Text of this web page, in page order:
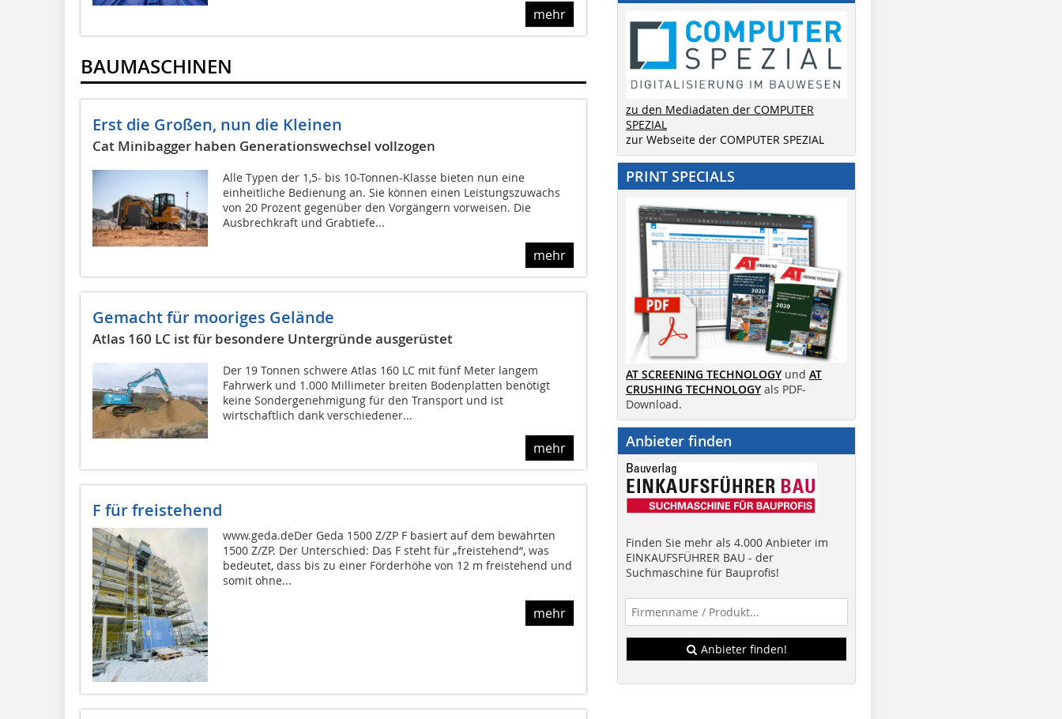
mehr
BAUMASCHINEN
Erst die Großen, nun die Kleinen
Cat Minibagger haben Generationswechsel vollzogen
Alle Typen der 1,5- bis 10-Tonnen-Klasse bieten nun eine
einheitliche Bedienung an. Sie können einen Leistungszuwachs
von 20 Prozent gegenüber den Vorgängern vorweisen. Die
Ausbrechkraft und Grabtiefe...
mehr
Gemacht für mooriges Gelände
Atlas 160 LC ist für besondere Untergründe ausgerüstet
Der 19 Tonnen schwere Atlas 160 LC mit fünf Meter langem
Fahrwerk und 1.000 Millimeter breiten Bodenplatten benötigt
keine Sondergenehmigung für den Transport und ist
wirtschaftlich dank verschiedener...
mehr
F für freistehend
www.geda.deDer Geda 1500 Z/ZP F basiert auf dem bewährten
1500 Z/ZP. Der Unterschied: Das F steht für „freistehend“, was
bedeutet, dass bis zu einer Förderhöhe von 12 m freistehend und
somit ohne...
mehr
zu den Mediadaten der COMPUTER
SPEZIAL
zur Webseite der COMPUTER SPEZIAL
PRINT SPECIALS
AT SCREENING TECHNOLOGY und AT
CRUSHING TECHNOLOGY als PDF-
Download.
Anbieter finden
Finden Sie mehr als 4.000 Anbieter im
EINKAUFSFÜHRER BAU - der
Suchmaschine für Bauprofis!
Anbieter finden!